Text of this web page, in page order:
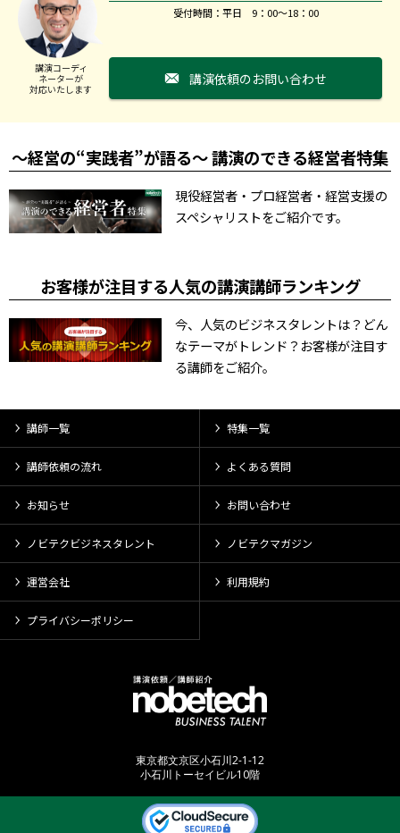
講演コーディ
ネーターが
対応いたします
受付時間：平日 9：00～18：00
講演依頼のお問い合わせ
～経営の“実践者”が語る～ 講演のできる経営者特集
現役経営者・プロ経営者・経営支援の
スペシャリストをご紹介です。
お客様が注目する人気の講演講師ランキング
今、人気のビジネスタレントは？どん
なテーマがトレンド？お客様が注目す
る講師をご紹介。
講師一覧 特集一覧
講師依頼の流れ よくある質問
お知らせ お問い合わせ
ノビテクビジネスタレント ノビテクマガジン
運営会社 利用規約
プライバシーポリシー
東京都文京区小石川2-1-12
小石川トーセイビル10階